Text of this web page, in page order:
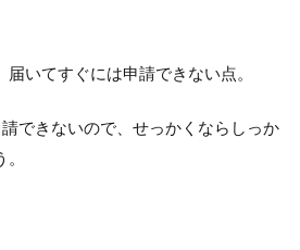
いてすぐには申請できない点。
できないので、せっかくならしっか